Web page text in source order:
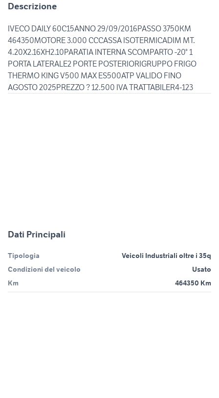
Descrizione
IVECO DAILY 60C15ANNO 29/09/2016PASSO 3750KM
464350MOTORE 3.000 CCCASSA ISOTERMICADIM MT.
4.20X2.16XH2.10PARATIA INTERNA SCOMPARTO -20° 1
PORTA LATERALE2 PORTE POSTERIORIGRUPPO FRIGO
THERMO KING V500 MAX ES500ATP VALIDO FINO
AGOSTO 2025PREZZO ? 12.500 IVA TRATTABILER4-123
Dati Principali
Tipologia
Veicoli Industriali oltre i 35q
Condizioni del veicolo
Usato
Km
464350 Km